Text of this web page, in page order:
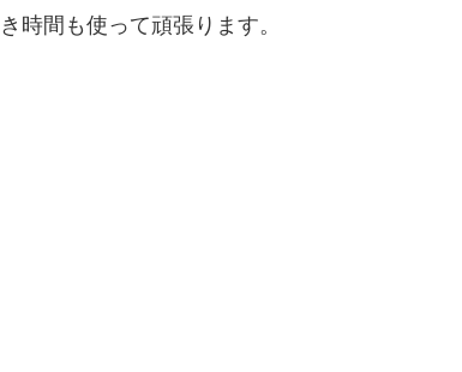
時間も使って頑張ります。